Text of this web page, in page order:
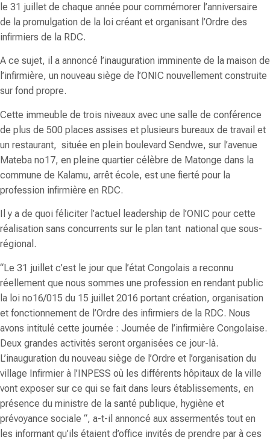
le 31 juillet de chaque année pour commémorer l’anniversaire
de la promulgation de la loi créant et organisant l’Ordre des
infirmiers de la RDC.
A ce sujet, il a annoncé l’inauguration imminente de la maison de
l’infirmière, un nouveau siège de l’ONIC nouvellement construite
sur fond propre.
Cette immeuble de trois niveaux avec une salle de conférence
de plus de 500 places assises et plusieurs bureaux de travail et
un restaurant, située en plein boulevard Sendwe, sur l’avenue
Mateba no17, en pleine quartier célèbre de Matonge dans la
commune de Kalamu, arrêt école, est une fierté pour la
profession infirmière en RDC.
Il y a de quoi féliciter l’actuel leadership de l’ONIC pour cette
réalisation sans concurrents sur le plan tant national que sous-
régional.
“Le 31 juillet c’est le jour que l’état Congolais a reconnu
réellement que nous sommes une profession en rendant public
la loi no16/015 du 15 juillet 2016 portant création, organisation
et fonctionnement de l’Ordre des infirmiers de la RDC. Nous
avons intitulé cette journée : Journée de l’infirmière Congolaise.
Deux grandes activités seront organisées ce jour-là.
L’inauguration du nouveau siège de l’Ordre et l’organisation du
village Infirmier à l’INPESS où les différents hôpitaux de la ville
vont exposer sur ce qui se fait dans leurs établissements, en
présence du ministre de la santé publique, hygiène et
prévoyance sociale “, a-t-il annoncé aux assermentés tout en
les informant qu’ils étaient d’office invités de prendre par à ces